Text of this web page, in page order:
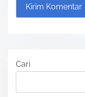
Cari